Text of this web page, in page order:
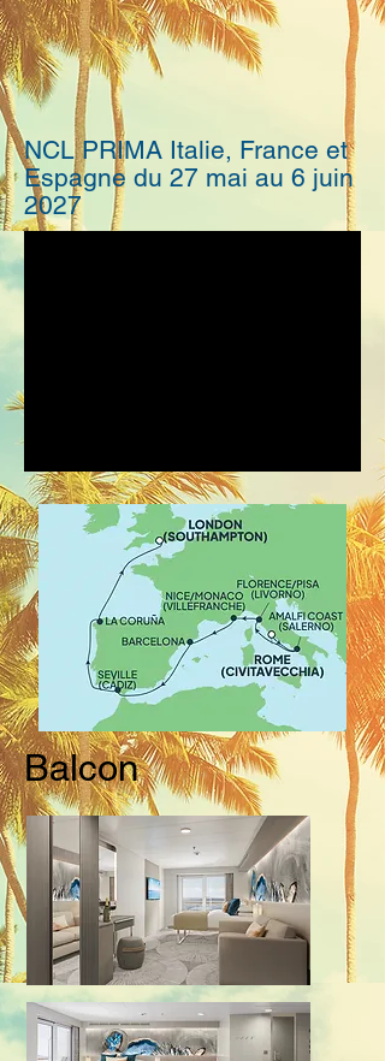
NCL PRIMA Italie, France et
Espagne du 27 mai au 6 juin
2027
Balcon